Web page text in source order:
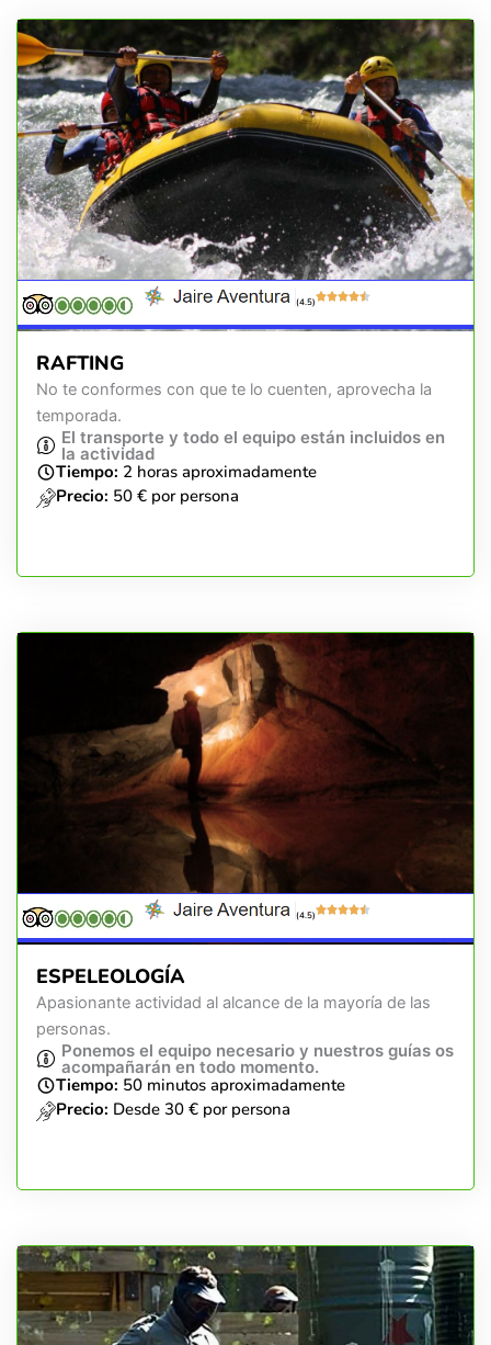
(4.5)
RAFTING
No te conformes con que te lo cuenten, aprovecha la
temporada.
El transporte y todo el equipo están incluidos en
la actividad
Tiempo: 2 horas aproximadamente
Precio: 50 € por persona
(4.5)
ESPELEOLOGÍA
Apasionante actividad al alcance de la mayoría de las
personas.
Ponemos el equipo necesario y nuestros guías os
acompañarán en todo momento.
Tiempo: 50 minutos aproximadamente
Precio: Desde 30 € por persona